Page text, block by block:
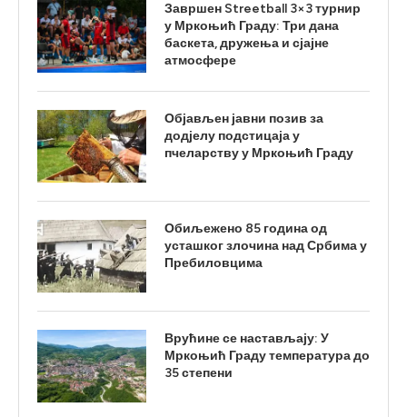
Завршен Streetball 3×3 турнир
у Мркоњић Граду: Три дана
баскета, дружења и сјајне
атмосфере
Објављен јавни позив за
додјелу подстицаја у
пчеларству у Мркоњић Граду
Обиљежено 85 година од
усташког злочина над Србима у
Пребиловцима
Врућине се настављају: У
Мркоњић Граду температура до
35 степени